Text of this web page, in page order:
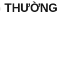
THƯỜNG